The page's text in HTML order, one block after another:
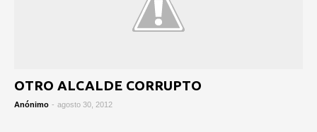
OTRO ALCALDE CORRUPTO
Anónimo - agosto 30, 2012